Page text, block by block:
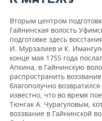
Вторым центром
Гайнинская волость
подготовке здесь
И. Мурзалиев и К.
конце мая 1755 года
Апкина, в Гайнинскую
распространить
благополучно
известно, что во время
Тюнгак А. Чурагуловым,
воззвание в Гайнинской